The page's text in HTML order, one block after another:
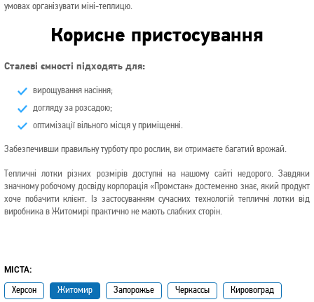
умовах організувати міні-теплицю.
Корисне пристосування
Сталеві ємності підходять для:
вирощування насіння;
догляду за розсадою;
оптимізації вільного місця у приміщенні.
Забезпечивши правильну турботу про рослин, ви отримаєте багатий врожай.
Тепличні лотки різних розмірів доступні на нашому сайті недорого. Завдяки
значному робочому досвіду корпорація «Промстан» достеменно знає, який продукт
хоче побачити клієнт. Із застосуванням сучасних технологій тепличні лотки від
виробника в Житомирі практично не мають слабких сторін.
МІСТА:
Херсон Житомир Запорожье Черкассы Кировоград